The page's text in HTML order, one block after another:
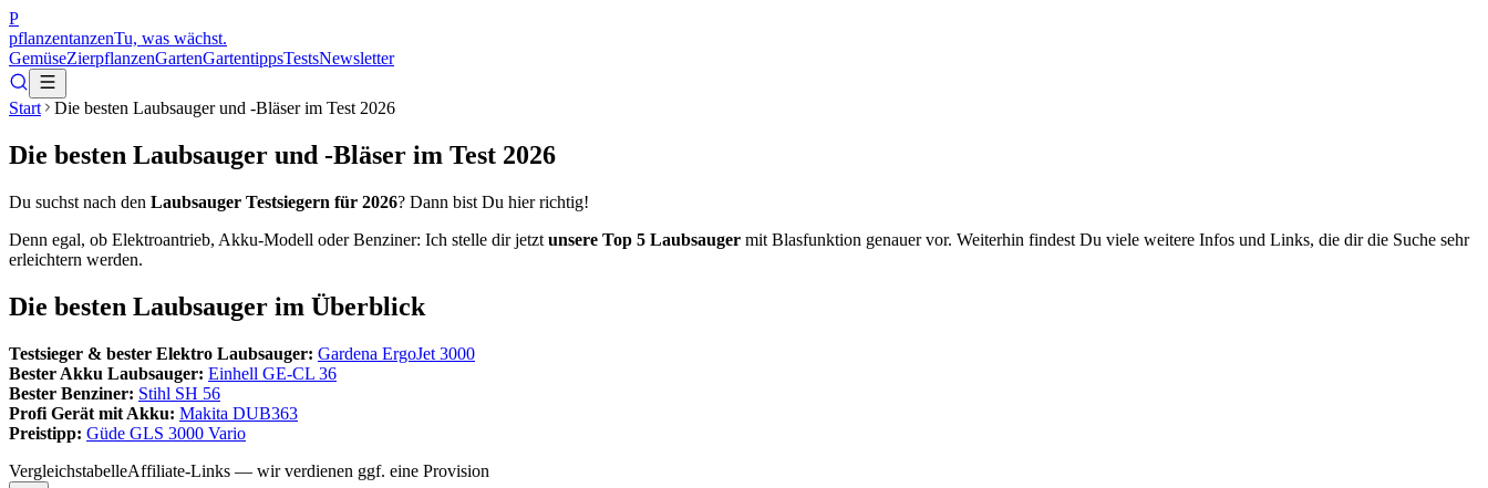
P
pflanzentanzenTu, was wächst.
GemüseZierpflanzenGartenGartentippsTestsNewsletter
Start Die besten Laubsauger und -Bläser im Test 2026
Die besten Laubsauger und -Bläser im Test 2026
Du suchst nach den Laubsauger Testsiegern für 2026? Dann bist Du hier richtig!
Denn egal, ob Elektroantrieb, Akku-Modell oder Benziner: Ich stelle dir jetzt unsere Top 5 Laubsauger mit Blasfunktion genauer vor. Weiterhin findest Du viele weitere Infos und Links, die dir die Suche sehr
erleichtern werden.
Die besten Laubsauger im Überblick
Testsieger & bester Elektro Laubsauger: Gardena ErgoJet 3000
Bester Akku Laubsauger: Einhell GE-CL 36
Bester Benziner: Stihl SH 56
Profi Gerät mit Akku: Makita DUB363
Preistipp: Güde GLS 3000 Vario
VergleichstabelleAffiliate-Links — wir verdienen ggf. eine Provision